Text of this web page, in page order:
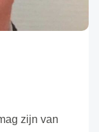
zijn van